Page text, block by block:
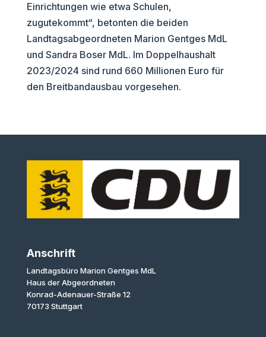
Einrichtungen wie etwa Schulen,
zugutekommt“, betonten die beiden
Landtagsabgeordneten Marion Gentges MdL
und Sandra Boser MdL. Im Doppelhaushalt
2023/2024 sind rund 660 Millionen Euro für
den Breitbandausbau vorgesehen.
Anschrift
Landtagsbüro Marion Gentges MdL
Haus der Abgeordneten
Konrad-Adenauer-Straße 12
70173 Stuttgart